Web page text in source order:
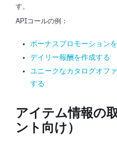
す。
APIコールの例：
ボーナスプロモーション
デイリー報酬を作成する
ユニークなカタログオフ
する
アイテム情報の
ント向け）